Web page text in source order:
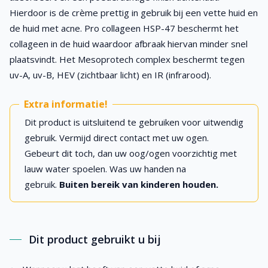
Hierdoor is de crème prettig in gebruik bij een vette huid en
de huid met acne. Pro collageen HSP-47 beschermt het
collageen in de huid waardoor afbraak hiervan minder snel
plaatsvindt. Het Mesoprotech complex beschermt tegen
uv-A, uv-B, HEV (zichtbaar licht) en IR (infrarood).
Extra informatie!
Dit product is uitsluitend te gebruiken voor uitwendig
gebruik. Vermijd direct contact met uw ogen.
Gebeurt dit toch, dan uw oog/ogen voorzichtig met
lauw water spoelen. Was uw handen na
gebruik. Buiten bereik van kinderen houden.
Dit product gebruikt u bij